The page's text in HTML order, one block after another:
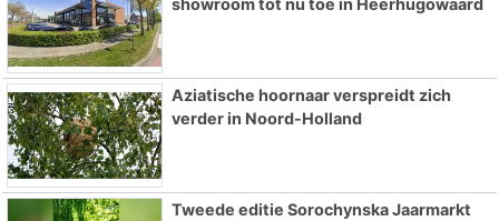
showroom tot nu toe in Heerhugowaard
Aziatische hoornaar verspreidt zich
verder in Noord-Holland
Tweede editie Sorochynska Jaarmarkt